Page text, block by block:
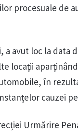
procesuale de
avut loc la data
locații
în
cauzei
Urmărire